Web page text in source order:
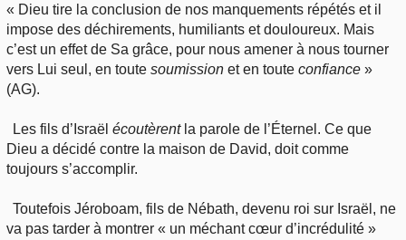
« Dieu tire la conclusion de nos manquements répétés et il
impose des déchirements, humiliants et douloureux. Mais
c’est un effet de Sa grâce, pour nous amener à nous tourner
vers Lui seul, en toute soumission et en toute confiance »
(AG).
Les fils d’Israëlécoutèrentla parole de l’Éternel. Ce que
Dieu a décidé contre la maison de David, doit comme
toujours s’accomplir.
Toutefois Jéroboam, fils de Nébath, devenu roi sur Israël, ne
va pas tarder à montrer « un méchant cœur d’incrédulité »